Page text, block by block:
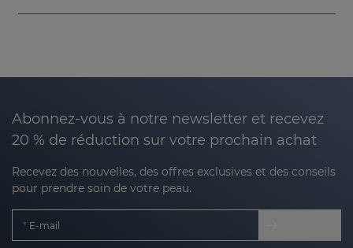
Abonnez-vous à notre newsletter et recevez
20 % de réduction sur votre prochain achat
Recevez des nouvelles, des offres exclusives et des conseils
pour prendre soin de votre peau.
E-mail